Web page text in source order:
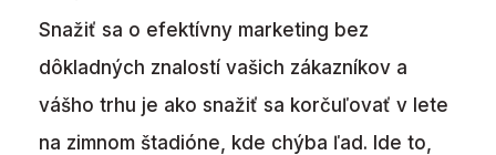
Snažiť sa o efektívny marketing bez
dôkladných znalostí vašich zákazníkov a
vášho trhu je ako snažiť sa korčuľovať v lete
na zimnom štadióne, kde chýba ľad. Ide to,